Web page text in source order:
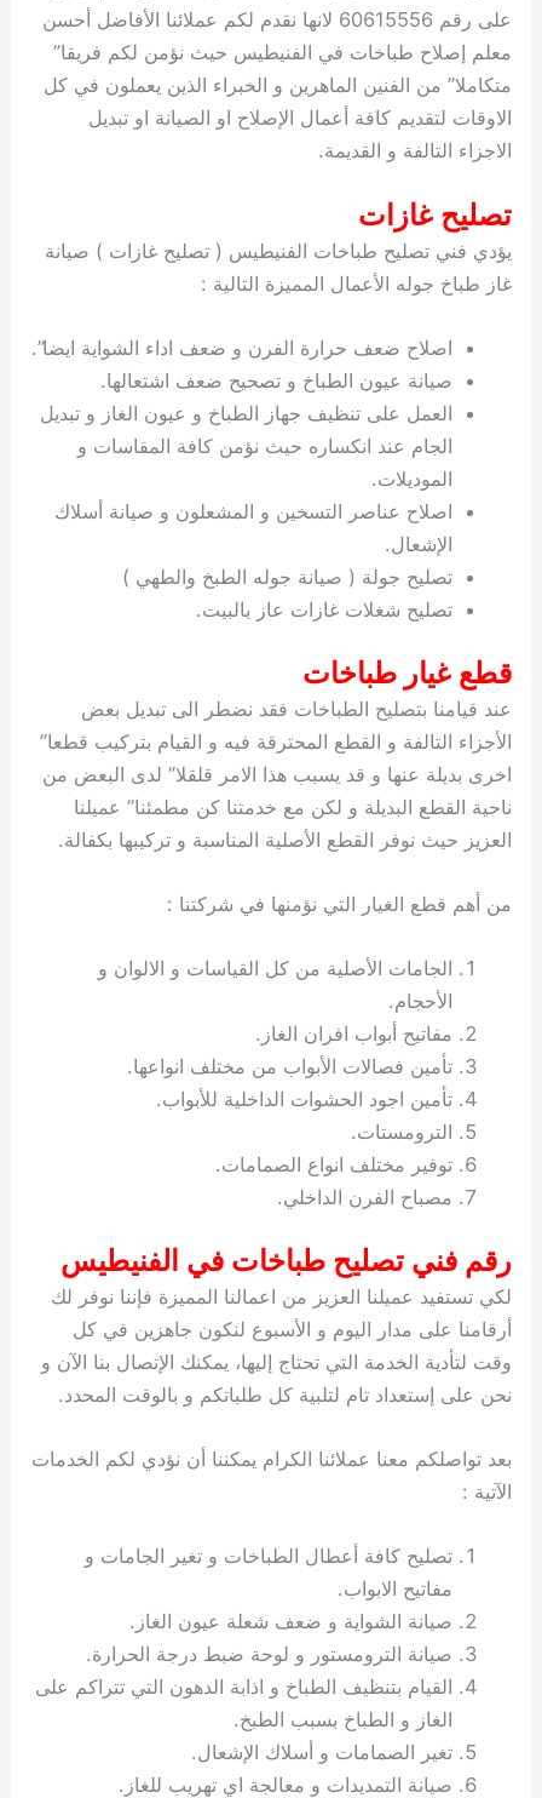
على رقم 60615556 لانها نقدم لكم عملائنا الأفاضل أحسن
معلم إصلاح طباخات في الفنيطيس حيث نؤمن لكم فريقا”
متكاملا” من الفنين الماهرين و الخبراء الذين يعملون في كل
الاوقات لتقديم كافة أعمال الإصلاح او الصيانة او تبديل
الاجزاء التالفة و القديمة.
تصليح غازات
يؤدي فني تصليح طباخات الفنيطيس ( تصليح غازات ) صيانة
غاز طباخ جوله الأعمال المميزة التالية :
اصلاح ضعف حرارة الفرن و ضعف اداء الشواية ايضا”.
صيانة عيون الطباخ و تصحيح ضعف اشتعالها.
العمل على تنظيف جهاز الطباخ و عيون الغاز و تبديل
الجام عند انكساره حيث نؤمن كافة المقاسات و
الموديلات.
اصلاح عناصر التسخين و المشعلون و صيانة أسلاك
الإشعال.
تصليح جولة ( صيانة جوله الطبخ والطهي )
تصليح شغلات غازات عاز بالبيت.
قطع غيار طباخات
عند قيامنا بتصليح الطباخات فقد نضطر الى تبديل بعض
الأجزاء التالفة و القطع المحترقة فيه و القيام بتركيب قطعا”
اخرى بديلة عنها و قد يسبب هذا الامر قلقلا” لدى البعض من
ناحية القطع البديلة و لكن مع خدمتنا كن مطمئنا” عميلنا
العزيز حيث نوفر القطع الأصلية المناسبة و تركيبها بكفالة.
من أهم قطع الغيار التي نؤمنها في شركتنا :
الجامات الأصلية من كل القياسات و الالوان و
الأحجام.
مفاتيح أبواب افران الغاز.
تأمين فصالات الأبواب من مختلف انواعها.
تأمين اجود الحشوات الداخلية للأبواب.
الترومستات.
توفير مختلف انواع الصمامات.
مصباح الفرن الداخلي.
رقم فني تصليح طباخات في الفنيطيس
لكي تستفيد عميلنا العزيز من اعمالنا المميزة فإننا نوفر لك
أرقامنا على مدار اليوم و الأسبوع لنكون جاهزين في كل
وقت لتأدية الخدمة التي تحتاج إليها، يمكنك الإتصال بنا الآن و
نحن على إستعداد تام لتلبية كل طلباتكم و بالوقت المحدد.
بعد تواصلكم معنا عملائنا الكرام يمكننا أن نؤدي لكم الخدمات
الآتية :
تصليح كافة أعطال الطباخات و تغير الجامات و
مفاتيح الابواب.
صيانة الشواية و ضعف شعلة عيون الغاز.
صيانة الترومستور و لوحة ضبط درجة الحرارة.
القيام بتنظيف الطباخ و اذابة الدهون التي تتراكم على
الغاز و الطباخ بسبب الطبخ.
تغير الصمامات و أسلاك الإشعال.
صيانة التمديدات و معالجة اي تهريب للغاز.